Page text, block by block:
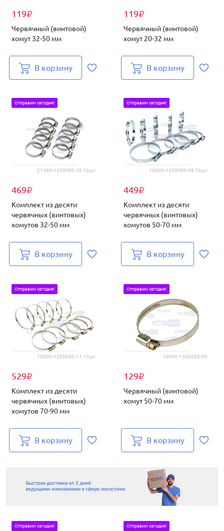
119₽
Червячный (винтовой)
хомут 32-50 мм
В корзину
119₽
Червячный (винтовой)
хомут 20-32 мм
В корзину
21080-1300080-20 10шт
469₽
Отправим сегодня!
Комплект из десяти
червячных (винтовых)
хомутов 32-50 мм
В корзину
10000-1300080-09 10шт
449₽
Отправим сегодня!
Комплект из десяти
червячных (винтовых)
хомутов 50-70 мм
В корзину
10000-1300080-11 10шт
529₽
Отправим сегодня!
Комплект из десяти
червячных (винтовых)
хомутов 70-90 мм
В корзину
10000-1300080-09
129₽
Отправим сегодня!
Червячный (винтовой)
хомут 50-70 мм
В корзину
Отправим сегодня! Отправим сегодня!